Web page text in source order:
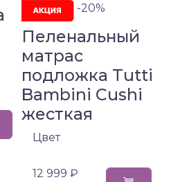
-20%
Пеленальный
матрас
подложка Tutti
Bambini Cushi
жесткая
Цвет
12 999 ₽